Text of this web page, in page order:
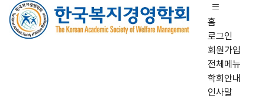
홈
로그인
회원가입
전체메뉴
학회안내
인사말